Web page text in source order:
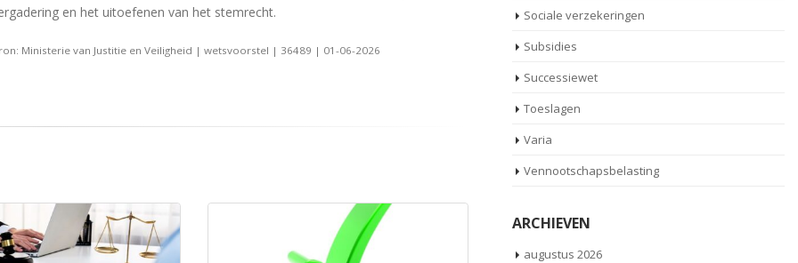
en het uitoefenen van het stemrecht.
Ministerie van Justitie en Veiligheid | wetsvoorstel | 36489 | 01-06-2026
Sociale verzekeringen
Subsidies
Successiewet
Toeslagen
Varia
Vennootschapsbelasting
ARCHIEVEN
augustus 2026